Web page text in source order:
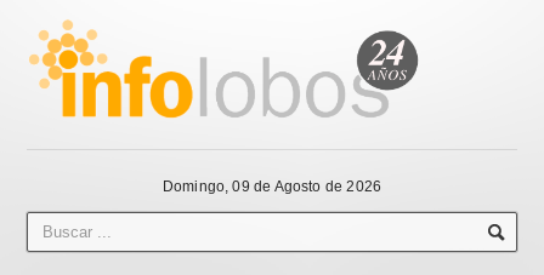
Domingo, 09 de Agosto de 2026